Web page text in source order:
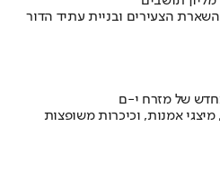
הצעירים ובניית עתיד הדור
של מזרח י-ם
אמנות, וכיכרות משופצות